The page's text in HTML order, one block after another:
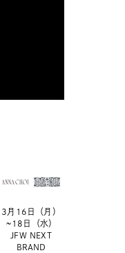
3月16日（月）
~18日（水）
JFW NEXT
BRAND